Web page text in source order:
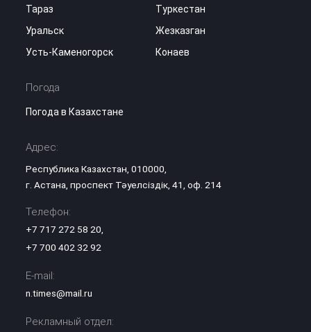
Тараз
Туркестан
Уральск
Жезказган
Усть-Каменогорск
Конаев
Погода
Погода в Казахстане
Адрес:
Республика Казахстан, 010000,
г. Астана, проспект Тәуелсіздік, 41, оф. 214
Телефон:
+7 717 272 58 20
+7 700 402 32 92
E-mail:
n.times@mail.ru
Рекламный отдел: